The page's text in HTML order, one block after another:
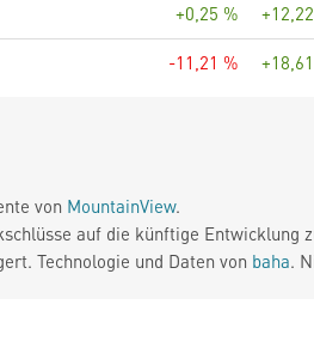
+0,25 %
-11,21 %
von MountainView.
auf die künftige Entwicklung
Technologie und Daten von baha.